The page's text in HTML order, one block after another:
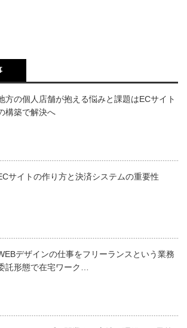
方の個人店舗が抱える悩みと課題はECサイト
構築で解決へ
サイトの作り方と決済システムの重要性
デザインの仕事をフリーランスという業務
託形態で在宅ワーク…